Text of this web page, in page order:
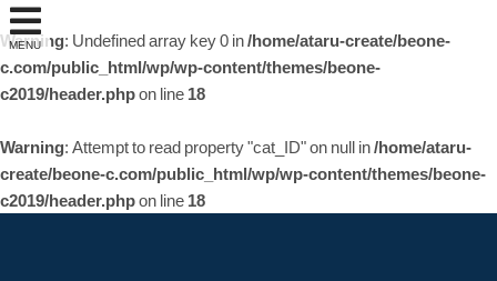
MENU
Warning: Undefined array key 0 in/home/ataru-create/beone-
c.com/public_html/wp/wp-content/themes/beone-
c2019/header.phpon line18
Warning: Attempt to read property "cat_ID" on null in/home/ataru-
create/beone-c.com/public_html/wp/wp-content/themes/beone-
c2019/header.phpon line18